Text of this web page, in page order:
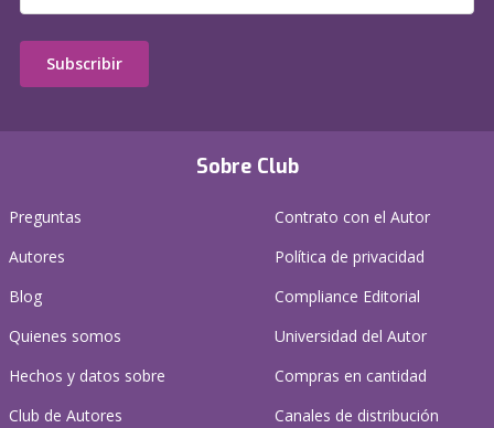
Sobre Club
Preguntas
Autores
Blog
Quienes somos
Hechos y datos sobre
Club de Autores
Contrato con el Autor
Política de privacidad
Compliance Editorial
Universidad del Autor
Compras en cantidad
Canales de distribución
Subscribir